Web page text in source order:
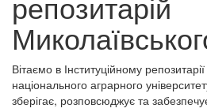
Вітаємо в Інституційному
національного аграрного
зберігає, розповсюджує та